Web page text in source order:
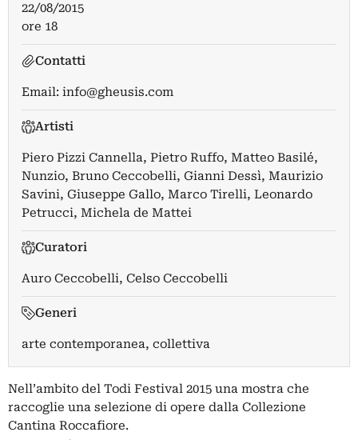
22/08/2015
ore 18
Contatti
Email: info@gheusis.com
Artisti
Piero Pizzi Cannella, Pietro Ruffo, Matteo Basilé,
Nunzio, Bruno Ceccobelli, Gianni Dessì, Maurizio
Savini, Giuseppe Gallo, Marco Tirelli, Leonardo
Petrucci, Michela de Mattei
Curatori
Auro Ceccobelli, Celso Ceccobelli
Generi
arte contemporanea, collettiva
Nell’ambito del Todi Festival 2015 una mostra che
raccoglie una selezione di opere dalla Collezione
Cantina Roccafiore.